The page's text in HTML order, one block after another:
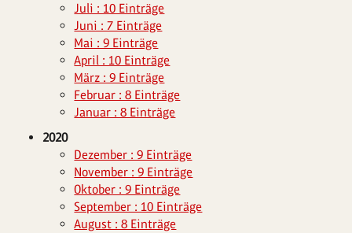
Juli : 10 Einträge
Juni : 7 Einträge
Mai : 9 Einträge
April : 10 Einträge
März : 9 Einträge
Februar : 8 Einträge
Januar : 8 Einträge
2020
Dezember : 9 Einträge
November : 9 Einträge
Oktober : 9 Einträge
September : 10 Einträge
August : 8 Einträge